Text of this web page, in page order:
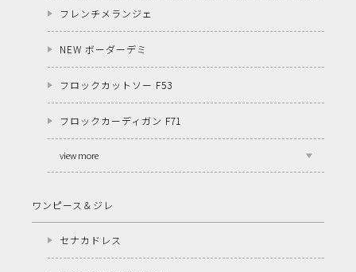
フレンチメランジェ
NEW ボーダーデミ
フロックカットソー F53
フロックカーディガン F71
view more
ワンピース＆ジレ
セナカドレス